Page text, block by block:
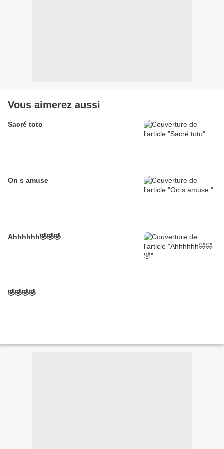
Vous aimerez aussi
Sacré toto
On s amuse
Ahhhhhh🤣🤣🤣
🤣🤣🤣🤣